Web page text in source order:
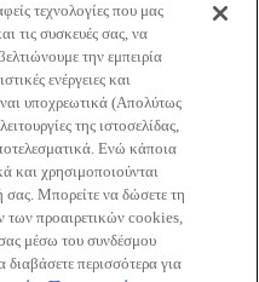
e
w
t
a
b
o
p
e
o
p
e
ΔεδομένωνΠροσβασιμότητα
Προσωπικών Δεδομένων
τεχνολογίες που μας
τις συσκευές σας, να
την εμπειρία
ενέργειες και
υποχρεωτικά (Απολύτως
της ιστοσελίδας,
Ενώ κάποια
και χρησιμοποιούνται
Μπορείτε να δώσετε τη
των προαιρετικών cookies,
σας μέσω του συνδέσμου
περισσότερα για